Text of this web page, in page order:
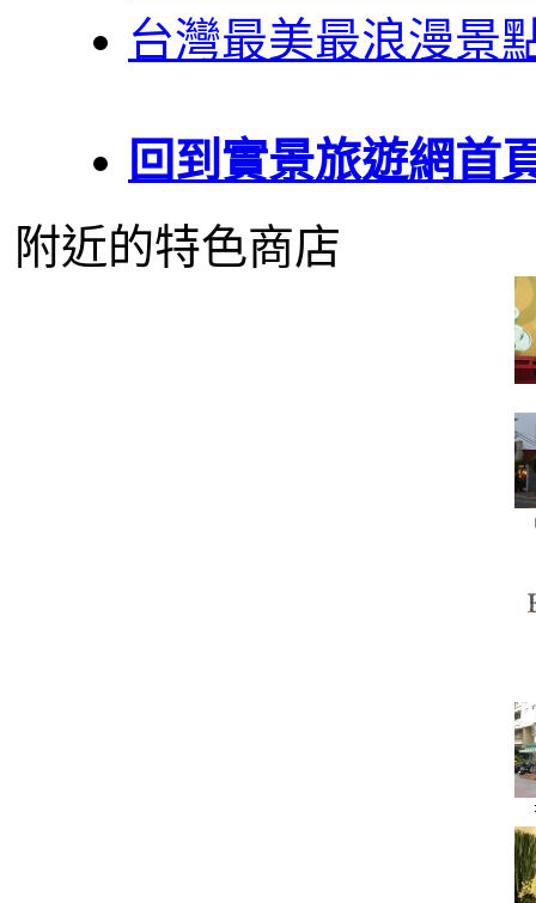
台灣最美最浪漫景
回到實景旅遊網首
附近的特色商店